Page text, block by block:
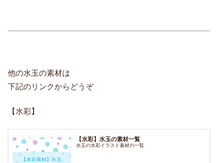
他の水玉の素材は
下記のリンクからどうぞ
【水彩】
【水彩】水玉の素材一覧
水玉の水彩イラスト素材の一覧